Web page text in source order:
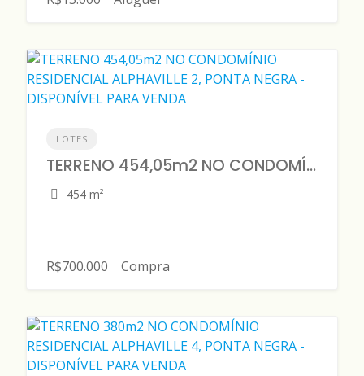
LOTES
TERRENO 454,05m2 NO CONDOMÍNIO RESIDENCIAL ALPHAVILLE 2, PONTA NEGRA - DISPONÍVEL PARA VENDA
454 m²
R$700.000 Compra